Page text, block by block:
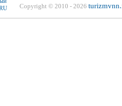
Copyright © 2010 - 2026